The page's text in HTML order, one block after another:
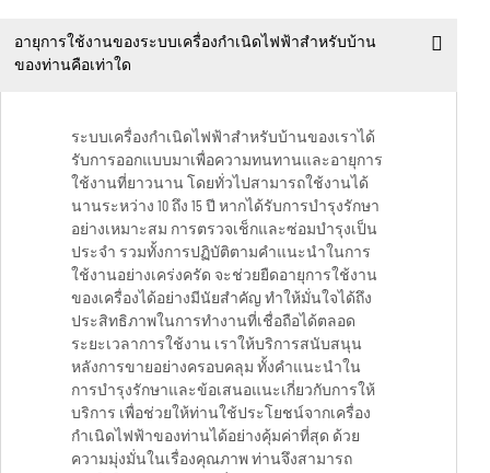
อายุการใช้งานของระบบเครื่องกำเนิดไฟฟ้าสำหรับบ้าน
ของท่านคือเท่าใด
ระบบเครื่องกำเนิดไฟฟ้าสำหรับบ้านของเราได้
รับการออกแบบมาเพื่อความทนทานและอายุการ
ใช้งานที่ยาวนาน โดยทั่วไปสามารถใช้งานได้
นานระหว่าง 10 ถึง 15 ปี หากได้รับการบำรุงรักษา
อย่างเหมาะสม การตรวจเช็กและซ่อมบำรุงเป็น
ประจำ รวมทั้งการปฏิบัติตามคำแนะนำในการ
ใช้งานอย่างเคร่งครัด จะช่วยยืดอายุการใช้งาน
ของเครื่องได้อย่างมีนัยสำคัญ ทำให้มั่นใจได้ถึง
ประสิทธิภาพในการทำงานที่เชื่อถือได้ตลอด
ระยะเวลาการใช้งาน เราให้บริการสนับสนุน
หลังการขายอย่างครอบคลุม ทั้งคำแนะนำใน
การบำรุงรักษาและข้อเสนอแนะเกี่ยวกับการให้
บริการ เพื่อช่วยให้ท่านใช้ประโยชน์จากเครื่อง
กำเนิดไฟฟ้าของท่านได้อย่างคุ้มค่าที่สุด ด้วย
ความมุ่งมั่นในเรื่องคุณภาพ ท่านจึงสามารถ